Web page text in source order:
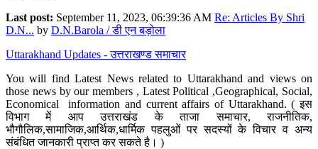
Last post: September 11, 2023, 06:39:36 AM Re: Articles By Shri
D.N... by D.N.Barola / डी एन बड़ोला
Uttarakhand Updates - उत्तराखण्ड समाचार
You will find Latest News related to Uttarakhand and views on
those news by our members , Latest Political ,Geographical, Social,
Economical information and current affairs of Uttarakhand. ( इस
विभाग में आप उत्तराखंड के ताजा समाचार, राजनीतिक,
भौगौलिक,सामाजिक,आर्थिक,धार्मिक पहलुओं पर सदस्यों के विचार व अन्य
संबंधित जानकारी प्राप्त कर सकते है। )